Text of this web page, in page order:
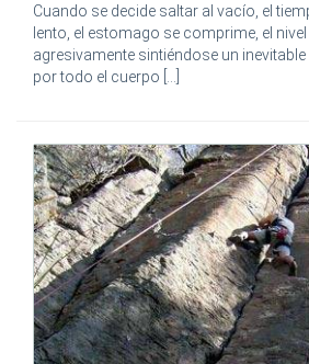
Cuando se decide saltar al vacío, el
lento, el estomago se comprime, el
agresivamente sintiéndose un
por todo el cuerpo [...]